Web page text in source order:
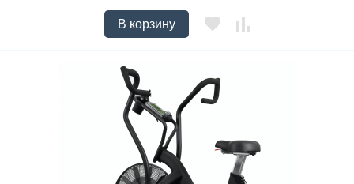
В корзину